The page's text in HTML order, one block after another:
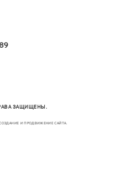
ЗАЩИЩЕНЫ.
СОЗДАНИЕ И ПРОДВИЖЕНИЕ САЙТА.